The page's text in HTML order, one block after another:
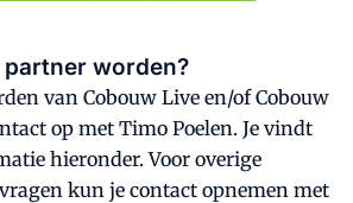
worden?
van Cobouw Live en/of Cobouw
op met Timo Poelen. Je vindt
hieronder. Voor overige
kun je contact opnemen met